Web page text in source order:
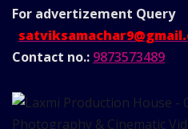
For advertizement Query
Contact no.: 9873573489